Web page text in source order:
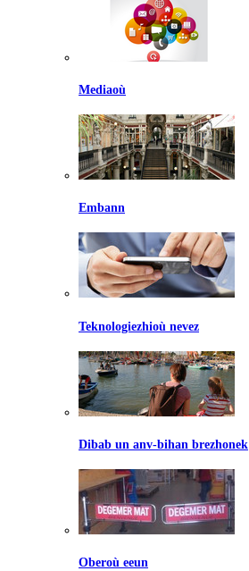
Mediaoù
Embann
Teknologiezhioù nevez
Dibab un anv-bihan brezhonek
Oberoù eeun